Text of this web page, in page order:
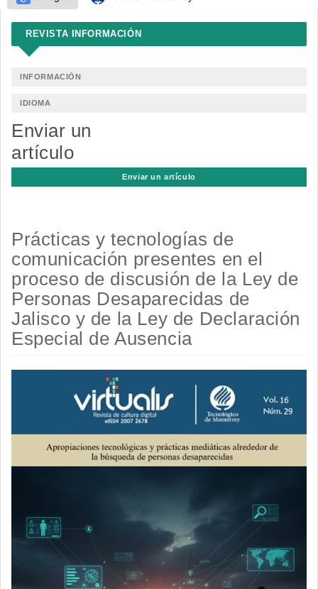
REVISTA INFORMACIÓN
INFORMACIÓN
IDIOMA
Enviar un
artículo
Enviar un artículo
Prácticas y tecnologías de
comunicación presentes en el
proceso de discusión de la Ley de
Personas Desaparecidas de
Jalisco y de la Ley de Declaración
Especial de Ausencia
del
artículo